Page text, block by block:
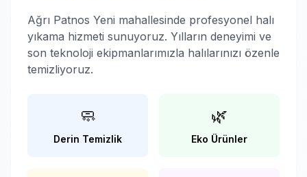
Ağrı Patnos Yeni mahallesinde profesyonel halı
yıkama hizmeti sunuyoruz. Yılların deneyimi ve
son teknoloji ekipmanlarımızla halılarınızı özenle
temizliyoruz.
🧼
Derin Temizlik
🌿
Eko Ürünler